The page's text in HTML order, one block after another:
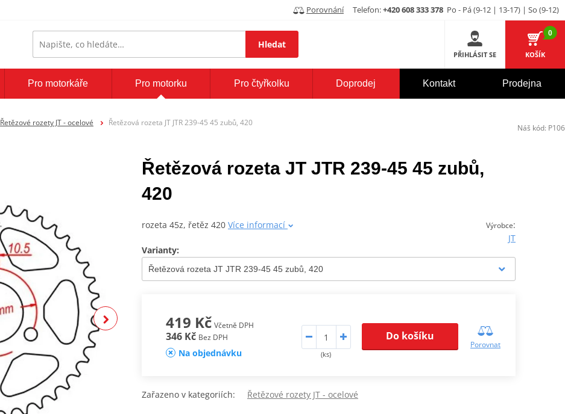
Porovnání Telefon:+420 608 333 378 Po - Pá (9-12 | 13-17) | So (9-12)
Hledat
PŘIHLÁSIT SE
0
KOŠÍK
Pro motorkáře Pro motorku Pro čtyřkolku Doprodej Kontakt Prodejna
Řetězové rozety JT - ocelové Řetězová rozeta JT JTR 239-45 45 zubů, 420
Řetězová rozeta JT JTR 239-45 45 zubů,
420
Výrobce:
JT
rozeta 45z, řetěz 420 Více informací
Varianty:
419 Kč Včetně DPH
346 Kč Bez DPH
Na objednávku (ks)
Do košíku
Porovnat
Zařazeno v kategoriích: Řetězové rozety JT - ocelové
Náš kód: P106